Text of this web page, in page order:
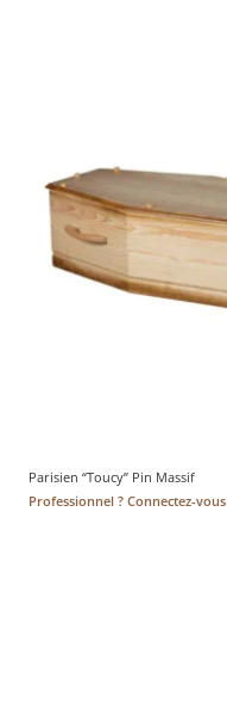
Parisien “Toucy” Pin Massif
Professionnel ? Connectez-vous